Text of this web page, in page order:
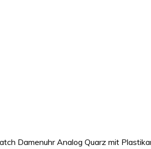
Damenuhr Analog Quarz mit